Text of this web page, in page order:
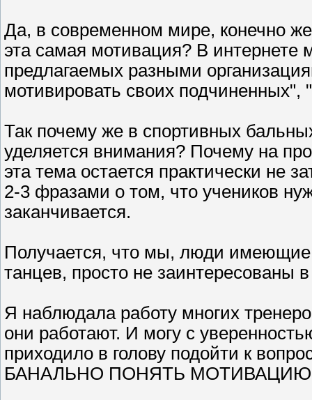
Да, в современном мире, конечно
эта самая мотивация? В интернете
предлагаемых разными
мотивировать своих
Так почему же в спортивных
уделяется внимания? Почему на
эта тема остается практически не
2-3 фразами о том, что учеников
заканчивается.
Получается, что мы, люди
танцев, просто не заинтересованы
Я наблюдала работу многих
они работают. И могу с
приходило в голову подойти к
БАНАЛЬНО ПОНЯТЬ МОТИВАЦИЮ